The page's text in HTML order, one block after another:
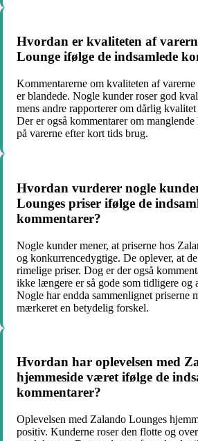
Hvordan er kvaliteten af
Lounge ifølge de indsamlede
Kommentarerne om kvaliteten af
er blandede. Nogle kunder roser god
mens andre rapporterer om dårlig
Der er også kommentarer om
på varerne efter kort tids brug.
Hvordan vurderer nogle
Lounges priser ifølge de
kommentarer?
Nogle kunder mener, at priserne hos
og konkurrencedygtige. De oplever, at
rimelige priser. Dog er der også
ikke længere er så gode som tidligere og
Nogle har endda sammenlignet priserne
mærkeret en betydelig forskel.
Hvordan har oplevelsen med
hjemmeside været ifølge de
kommentarer?
Oplevelsen med Zalando Lounges
positiv. Kunderne roser den flotte og